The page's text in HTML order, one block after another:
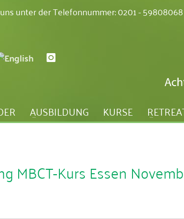
unter der Telefonnummer: 0201 - 59808068
AUSBILDUNG KURSE
MBCT-Kurs Essen